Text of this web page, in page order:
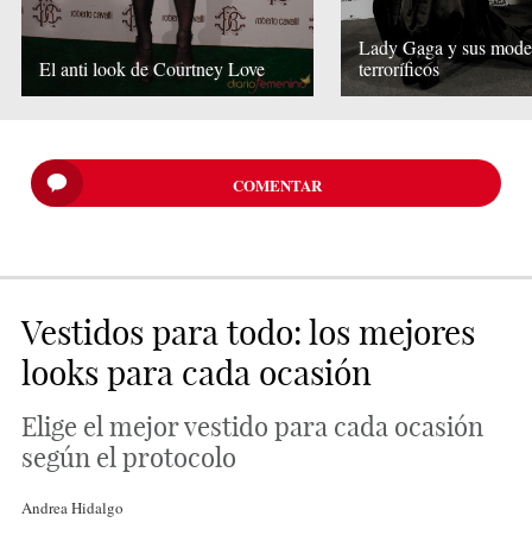
El anti look de Courtney Love
Lady Gaga y sus
terroríficos
COMENTAR
Vestidos para todo: los mejores
looks para cada ocasión
Elige el mejor vestido para cada ocasión
según el protocolo
Andrea Hidalgo